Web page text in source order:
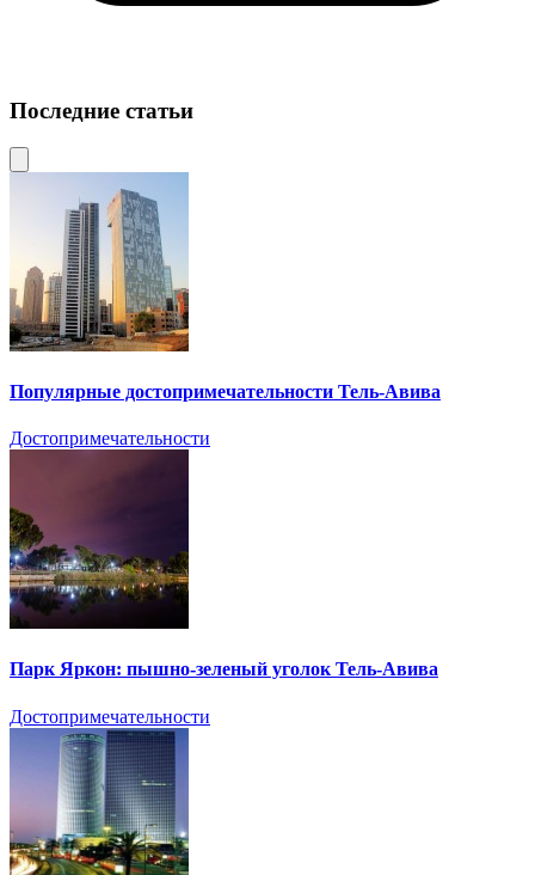
Последние статьи
Популярные достопримечательности Тель-Авива
Достопримечательности
Парк Яркон: пышно-зеленый уголок Тель-Авива
Достопримечательности